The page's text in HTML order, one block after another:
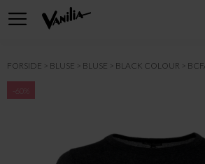
FORSIDE BLUSE BLUSE BLACK COLOUR
-60%